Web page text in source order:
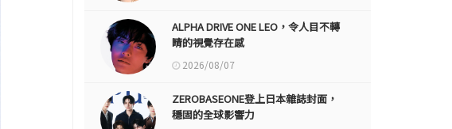
ALPHA DRIVE ONE LEO，令人目不轉
睛的視覺存在感
2026/08/07
ZEROBASEONE登上日本雜誌封面，
穩固的全球影響力